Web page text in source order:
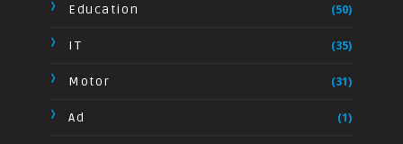
Education (50)
IT (35)
Motor (31)
Ad (1)